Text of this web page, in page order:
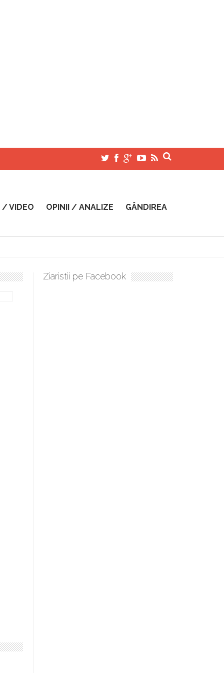
/ VIDEO OPINII / ANALIZE GÂNDIREA
Sculați, sculați, boieri mari! Sara Nukina are nevoie de
Ziaristii pe Facebook